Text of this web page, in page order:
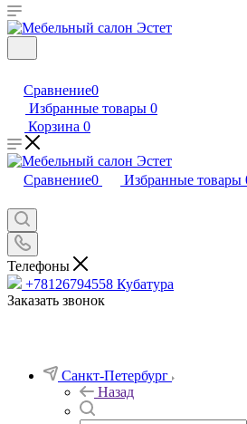
Сравнение0
Избранные товары 0
Корзина 0
Сравнение0 Избранные товары
Телефоны
+78126794558 Кубатура
Заказать звонок
Санкт-Петербург
Назад